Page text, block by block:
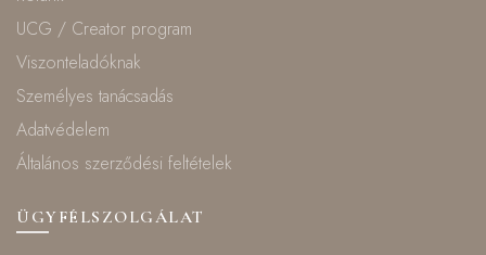
UCG / Creator program
Viszonteladóknak
Személyes tanácsadás
Adatvédelem
Általános szerződési feltételek
ÜGYFÉLSZOLGÁLAT